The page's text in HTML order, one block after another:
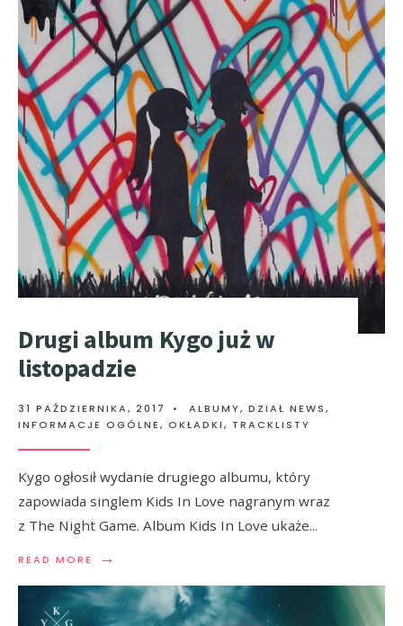
Drugi album Kygo już w
listopadzie
31 PAŹDZIERNIKA, 2017 • ALBUMY, DZIAŁ NEWS,
INFORMACJE OGÓLNE, OKŁADKI, TRACKLISTY
Kygo ogłosił wydanie drugiego albumu, który
zapowiada singlem Kids In Love nagranym wraz
z The Night Game. Album Kids In Love ukaże...
READ MORE →